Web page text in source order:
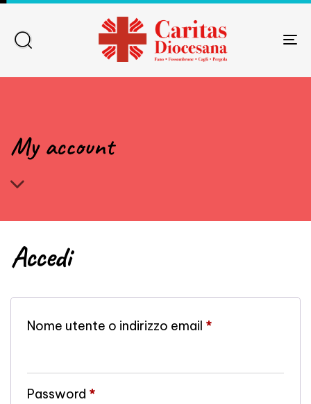
Type and hit enter
My account
Accedi
Nome utente o indirizzo email *
Password *